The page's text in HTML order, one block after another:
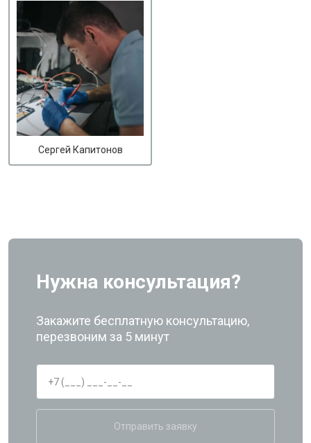
Сергей Капитонов
Нужна консультация?
Закажите бесплатную консультацию,
перезвоним за 5 минут
Отправить заявку